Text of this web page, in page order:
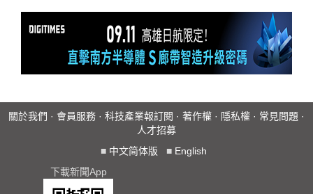
關於我們 · 會員服務 · 科技產業報訂閱 · 著作權 · 隱私權 · 常見問題 ·
人才招募
■ 中文简体版 ■ English
下載新聞App